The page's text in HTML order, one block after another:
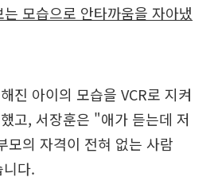
모습으로 안타까움을 자아냈
진 아이의 모습을 VCR로 지켜
고, 서장훈은 "애가 듣는데 저
모의 자격이 전혀 없는 사람
다.